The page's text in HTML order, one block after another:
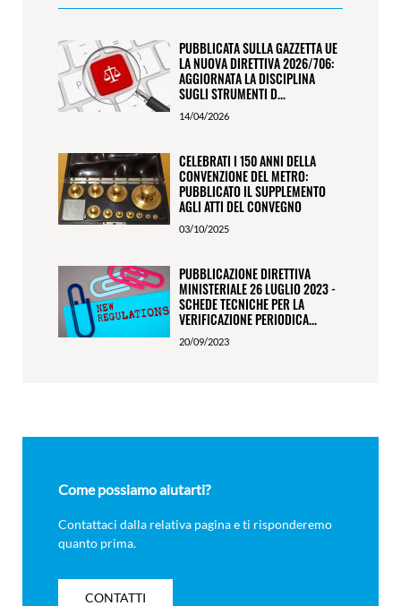
PUBBLICATA SULLA GAZZETTA UE
LA NUOVA DIRETTIVA 2026/706:
AGGIORNATA LA DISCIPLINA
SUGLI STRUMENTI D...
14/04/2026
CELEBRATI I 150 ANNI DELLA
CONVENZIONE DEL METRO:
PUBBLICATO IL SUPPLEMENTO
AGLI ATTI DEL CONVEGNO
03/10/2025
PUBBLICAZIONE DIRETTIVA
MINISTERIALE 26 LUGLIO 2023 -
SCHEDE TECNICHE PER LA
VERIFICAZIONE PERIODICA...
20/09/2023
Come possiamo aiutarti?
Contattaci dalla relativa pagina e ti risponderemo
quanto prima.
CONTATTI